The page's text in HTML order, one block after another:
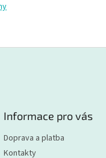
Informace pro vás
Doprava a platba
Kontakty